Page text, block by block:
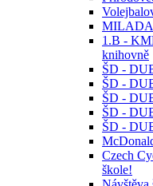
MILADA
1.B -
knihovně
ŠD -
ŠD -
ŠD -
ŠD -
ŠD -
Czech
škole!